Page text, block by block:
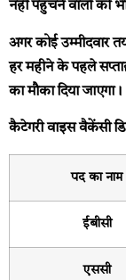
नहीं पहुंचने वालों को
अगर कोई उम्मीदवार
हर महीने के पहले
का मौका दिया जाएगा।
कैटेगरी वाइस वैकेंसी
पद का नाम
ईबीसी
एससी